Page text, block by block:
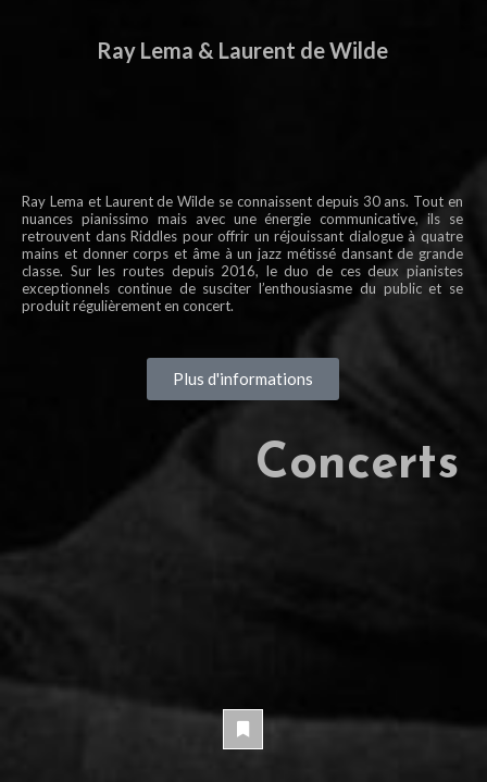
Ray Lema & Laurent de Wilde
Ray Lema et Laurent de Wilde se connaissent depuis 30 ans. Tout en
nuances pianissimo mais avec une énergie communicative, ils se
retrouvent dans Riddles pour offrir un réjouissant dialogue à quatre
mains et donner corps et âme à un jazz métissé dansant de grande
classe. Sur les routes depuis 2016, le duo de ces deux pianistes
exceptionnels continue de susciter l’enthousiasme du public et se
produit régulièrement en concert.
Plus d'informations
Concerts